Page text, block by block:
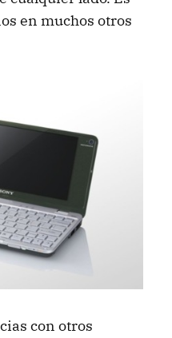
en muchos otros
con otros